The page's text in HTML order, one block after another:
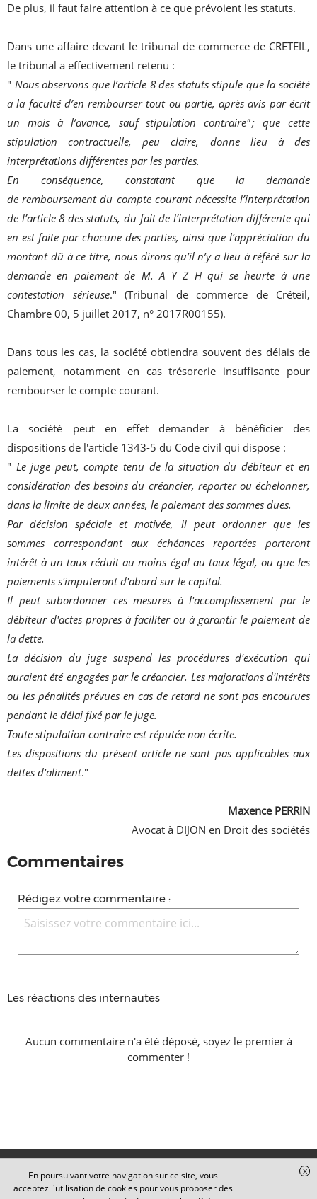
De plus, il faut faire attention à ce que prévoient les statuts.
Dans une affaire devant le tribunal de commerce de CRETEIL,
le tribunal a effectivement retenu :
" Nous observons que l’article 8 des statuts stipule que la société
a la faculté d’en rembourser tout ou partie, après avis par écrit
un mois à l’avance, sauf stipulation contraire" ; que cette
stipulation contractuelle, peu claire, donne lieu à des
interprétations différentes par les parties.
En conséquence, constatant que la demande
de remboursement du compte courant nécessite l’interprétation
de l’article 8 des statuts, du fait de l’interprétation différente qui
en est faite par chacune des parties, ainsi que l’appréciation du
montant dû à ce titre, nous dirons qu’il n’y a lieu à référé sur la
demande en paiement de M. A Y Z H qui se heurte à une
contestation sérieuse." (Tribunal de commerce de Créteil,
Chambre 00, 5 juillet 2017, n° 2017R00155).
Dans tous les cas, la société obtiendra souvent des délais de
paiement, notamment en cas trésorerie insuffisante pour
rembourser le compte courant.
La société peut en effet demander à bénéficier des
dispositions de l'article 1343-5 du Code civil qui dispose :
" Le juge peut, compte tenu de la situation du débiteur et en
considération des besoins du créancier, reporter ou échelonner,
dans la limite de deux années, le paiement des sommes dues.
Par décision spéciale et motivée, il peut ordonner que les
sommes correspondant aux échéances reportées porteront
intérêt à un taux réduit au moins égal au taux légal, ou que les
paiements s'imputeront d'abord sur le capital.
Il peut subordonner ces mesures à l'accomplissement par le
débiteur d'actes propres à faciliter ou à garantir le paiement de
la dette.
La décision du juge suspend les procédures d'exécution qui
auraient été engagées par le créancier. Les majorations d'intérêts
ou les pénalités prévues en cas de retard ne sont pas encourues
pendant le délai fixé par le juge.
Toute stipulation contraire est réputée non écrite.
Les dispositions du présent article ne sont pas applicables aux
dettes d'aliment."
Maxence PERRIN
Avocat à DIJON en Droit des sociétés
Commentaires
Rédigez votre commentaire :
Les réactions des internautes
Aucun commentaire n'a été déposé, soyez le premier à
commenter !
En poursuivant votre navigation sur ce site, vous
acceptez l'utilisation de cookies pour vous proposer des
x